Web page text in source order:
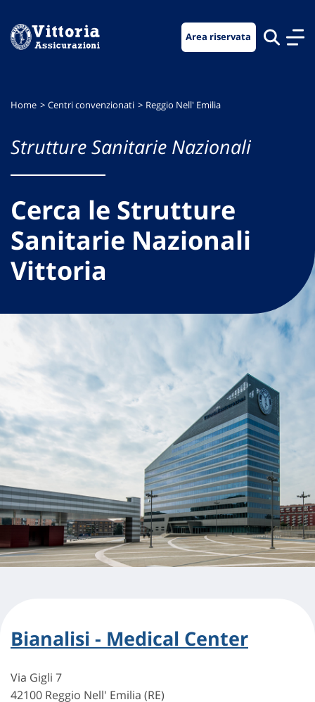
menu
contenuto
footer
Area riservata
Home Centri convenzionati Reggio Nell' Emilia
Strutture Sanitarie Nazionali
Cerca le Strutture
Sanitarie Nazionali
Vittoria
Bianalisi - Medical Center
Via Gigli 7
42100 Reggio Nell' Emilia (RE)